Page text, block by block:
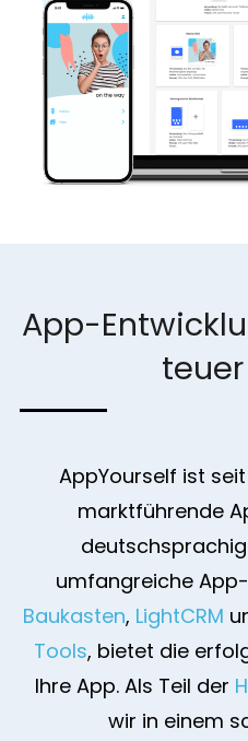
App-
AppYourself ist
marktführende
umfangreiche
Baukasten, LightCRM
Tools, bietet die
Ihre App. Als Teil der
wir in einem